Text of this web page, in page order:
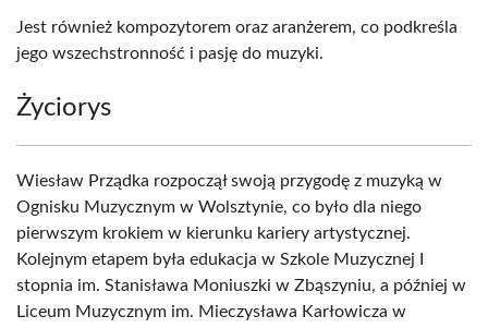
Jest również kompozytorem oraz aranżerem, co podkreśla
jego wszechstronność i pasję do muzyki.
Życiorys
Wiesław Prządka rozpoczął swoją przygodę z muzyką w
Ognisku Muzycznym w Wolsztynie, co było dla niego
pierwszym krokiem w kierunku kariery artystycznej.
Kolejnym etapem była edukacja w Szkole Muzycznej I
stopnia im. Stanisława Moniuszki w Zbąszyniu, a później w
Liceum Muzycznym im. Mieczysława Karłowicza w